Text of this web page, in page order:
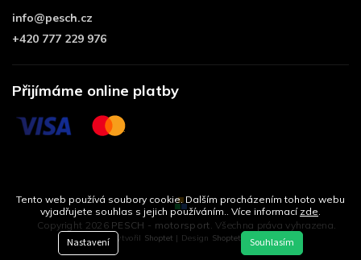
Tento web používá soubory cookie. Dalším procházením tohoto webu
vyjadřujete souhlas s jejich používáním.. Více informací zde.
Nastavení Souhlasím
info@pesch.cz
+420 777 229 976
Přijímáme online platby
Copyright 2026 PESCH - motorsport. Všechna práva vyhrazena.
Vytvořil Shoptet | Design Shoptetak.cz